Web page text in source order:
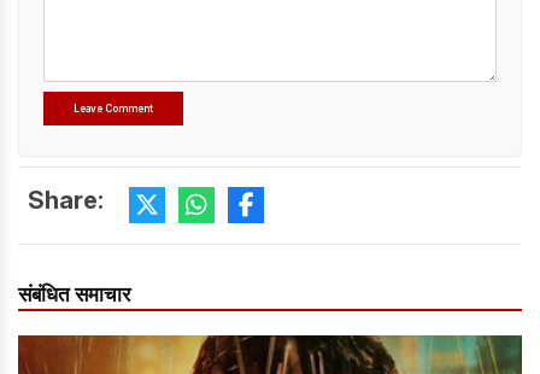
Share:
संबंधित समाचार